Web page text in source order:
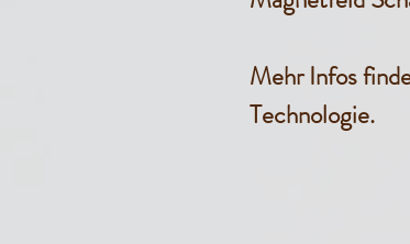
Mehr Infos
Technologie.